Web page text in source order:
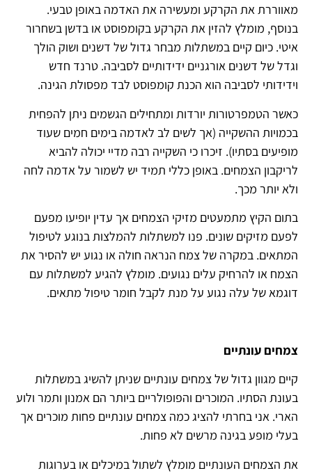
מאווררת את הקרקע ומעשירה את האדמה באופן טבעי.
בנוסף, מומלץ להזין את הקרקע בקומפוסט או בדשן בשחרור
איטי. כיום קיים במשתלות מבחר גדול של דשנים ושוק הולך
וגדל של דשנים אורגניים ידידותיים לסביבה. טרנד חדש
וידידותי לסביבה הוא הכנת קומפוסט לבד מפסולת הגינה.
כאשר הטמפרטורות יורדות ומתחילים הגשמים ניתן להפחית
בכמויות ההשקייה (אך לשים לב לאדמה בימים חמים שעוד
מופיעים בסתיו). זיכרו כי השקייה רבה מדיי יכולה להביא
לריקבון הצמחים. באופן כללי תמיד יש לשמור על אדמה לחה
ולא יותר מכך.
בתום הקיץ מתמעטים מזיקי הצמחים אך עדין יופיעו מפעם
לפעם מזיקים שונים. פנו למשתלות להמלצות בנוגע לטיפול
המתאים. במקרה של צמח הנראה חולה או נגוע יש להסיר את
הצמח או להרחיק עלים נגועים. מומלץ להגיע למשתלות עם
דוגמא של עלה נגוע על מנת לקבל חומר טיפול מתאים.
צמחים עונתיים
קיים מגוון גדול של צמחים עונתיים שניתן להשיג במשתלות
בעונת הסתיו. המוכרים והפופולריים ביותר הם אמנון ותמר ולוע
הארי. אני בחרתי להציג כמה צמחים עונתיים פחות מוכרים אך
בעלי מופע בגינה מרשים לא פחות.
את הצמחים העונתיים מומלץ לשתול במיכלים או בערוגות